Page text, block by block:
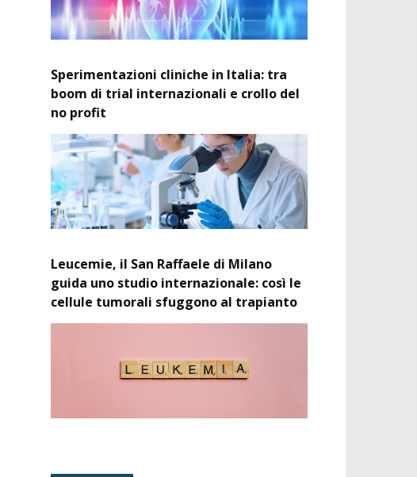
Sperimentazioni cliniche in Italia: tra
boom di trial internazionali e crollo del
no profit
Leucemie, il San Raffaele di Milano
guida uno studio internazionale: così le
cellule tumorali sfuggono al trapianto